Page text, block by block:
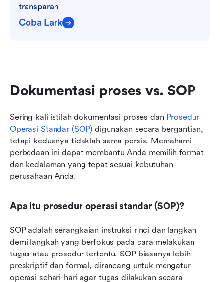
transparan
Coba Lark
Dokumentasi proses vs. SOP
Sering kali istilah dokumentasi proses dan Prosedur
Operasi Standar (SOP) digunakan secara bergantian,
tetapi keduanya tidaklah sama persis. Memahami
perbedaan ini dapat membantu Anda memilih format
dan kedalaman yang tepat sesuai kebutuhan
perusahaan Anda.
Apa itu prosedur operasi standar (SOP)?
SOP adalah serangkaian instruksi rinci dan langkah
demi langkah yang berfokus pada cara melakukan
tugas atau prosedur tertentu. SOP biasanya lebih
preskriptif dan formal, dirancang untuk mengatur
operasi sehari-hari agar tugas dilakukan secara